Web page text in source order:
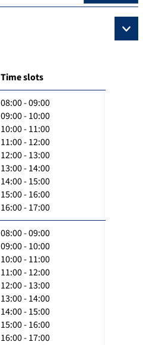
Time slots
08:00 - 09:00
09:00 - 10:00
10:00 - 11:00
11:00 - 12:00
12:00 - 13:00
13:00 - 14:00
14:00 - 15:00
15:00 - 16:00
16:00 - 17:00
08:00 - 09:00
09:00 - 10:00
10:00 - 11:00
11:00 - 12:00
12:00 - 13:00
13:00 - 14:00
14:00 - 15:00
15:00 - 16:00
16:00 - 17:00